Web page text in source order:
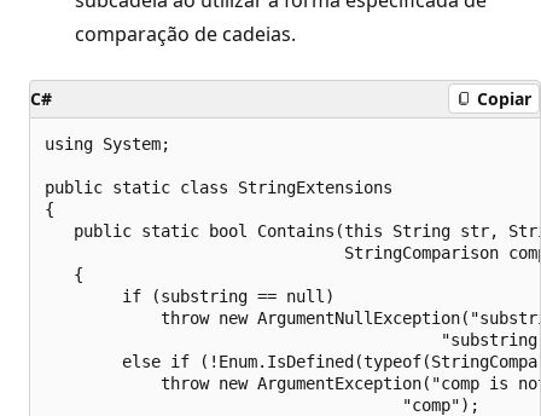
comparação de cadeias.
C# Copiar
using System;
public static class StringExtensions
{
public static bool Contains(this String str,
StringComparison
   {
        if (substring == null)
throw new
else if
throw new ArgumentException("comp is
                                     "comp");